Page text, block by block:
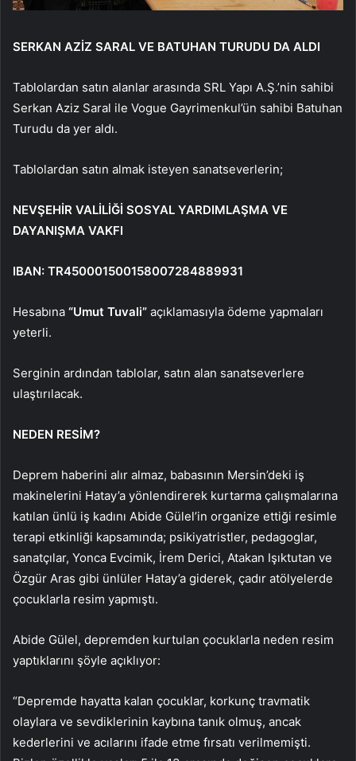
SERKAN AZİZ SARAL VE BATUHAN TURUDU DA ALDI
Tablolardan satın alanlar arasında SRL Yapı A.Ş.’nin sahibi
Serkan Aziz Saral ile Vogue Gayrimenkul’ün sahibi Batuhan
Turudu da yer aldı.
Tablolardan satın almak isteyen sanatseverlerin;
NEVŞEHİR VALİLİĞİ SOSYAL YARDIMLAŞMA VE
DAYANIŞMA VAKFI
IBAN: TR450001500158007284889931
Hesabına “Umut Tuvali” açıklamasıyla ödeme yapmaları
yeterli.
Serginin ardından tablolar, satın alan sanatseverlere
ulaştırılacak.
NEDEN RESİM?
Deprem haberini alır almaz, babasının Mersin’deki iş
makinelerini Hatay’a yönlendirerek kurtarma çalışmalarına
katılan ünlü iş kadını Abide Gülel’in organize ettiği resimle
terapi etkinliği kapsamında; psikiyatristler, pedagoglar,
sanatçılar, Yonca Evcimik, İrem Derici, Atakan Işıktutan ve
Özgür Aras gibi ünlüler Hatay’a giderek, çadır atölyelerde
çocuklarla resim yapmıştı.
Abide Gülel, depremden kurtulan çocuklarla neden resim
yaptıklarını şöyle açıklıyor:
“Depremde hayatta kalan çocuklar, korkunç travmatik
olaylara ve sevdiklerinin kaybına tanık olmuş, ancak
kederlerini ve acılarını ifade etme fırsatı verilmemişti.